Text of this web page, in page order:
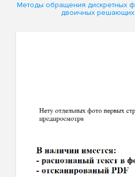
Методы обращения дискретных
двоичных решающих